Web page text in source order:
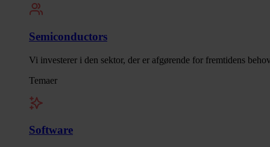
Semiconductors
Vi investerer i den sektor, der er afgørende for fremtidens
Temaer
Software